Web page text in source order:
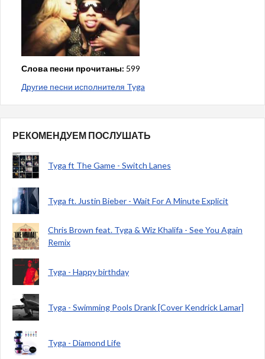
Слова песни прочитаны: 599
Другие песни исполнителя Tyga
РЕКОМЕНДУЕМ ПОСЛУШАТЬ
Tyga ft The Game - Switch Lanes
Tyga ft. Justin Bieber - Wait For A Minute Explicit
Chris Brown feat. Tyga & Wiz Khalifa - See You Again
Remix
Tyga - Happy birthday
Tyga - Swimming Pools Drank [Cover Kendrick Lamar]
Tyga - Diamond Life